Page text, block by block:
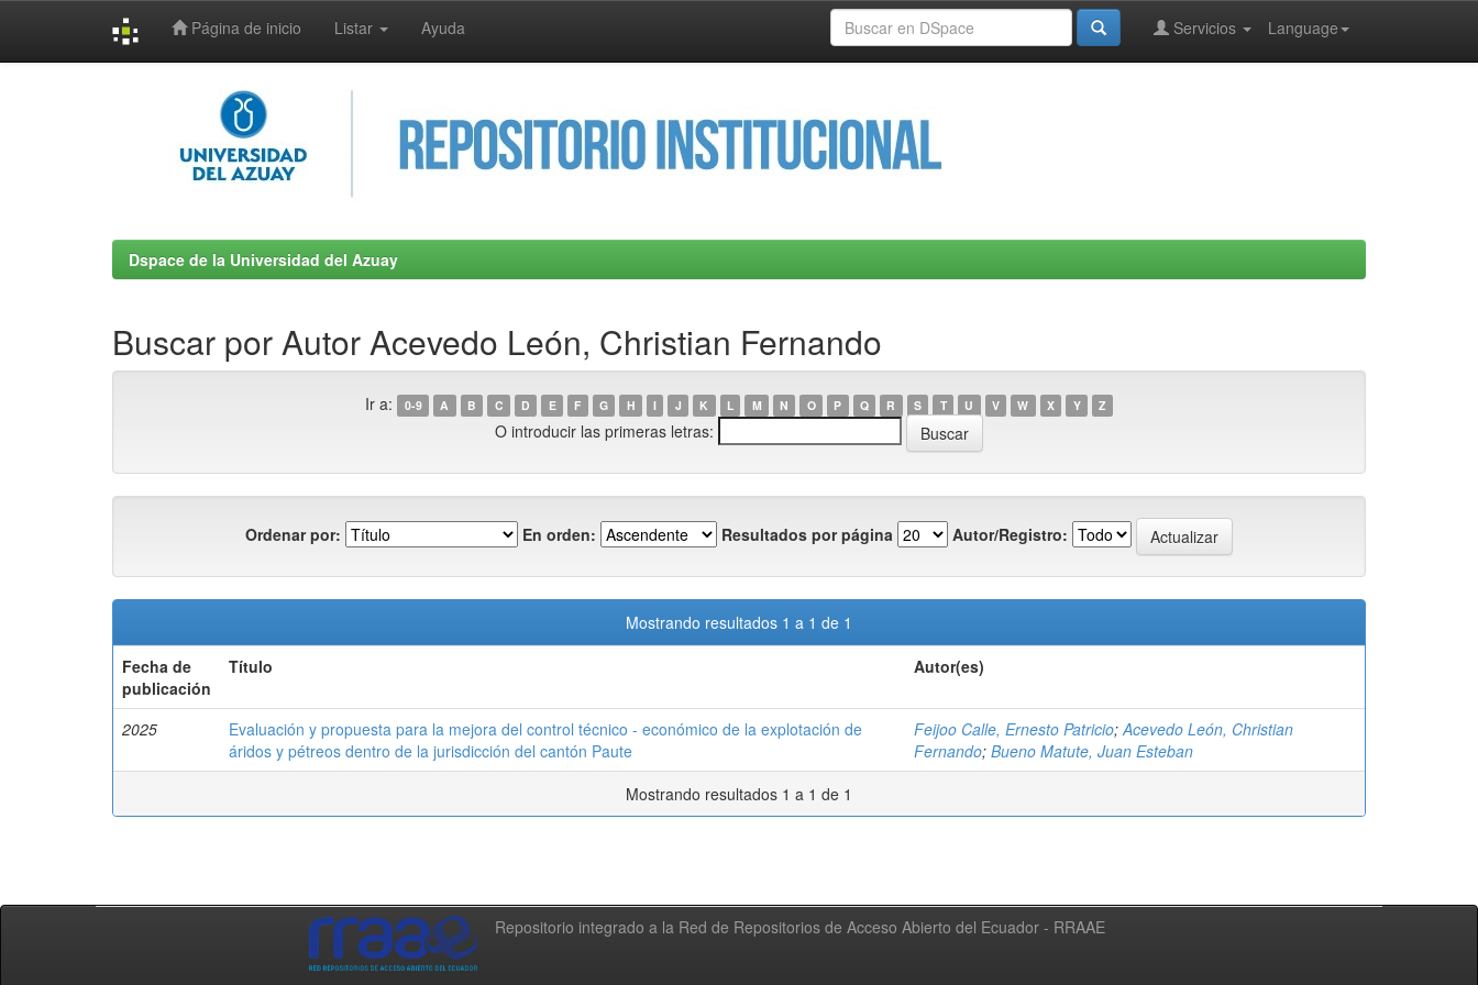
Página de inicio Listar Ayuda Language
Servicios
Dspace de la Universidad del Azuay
Buscar por Autor Acevedo León, Christian Fernando
Ir a: 0-9 A B C D E F G H I J K L M N O P Q R S T U V W X Y Z
O introducir las primeras letras:
Ordenar por: En orden: Resultados por página Autor/Registro:
Mostrando resultados 1 a 1 de 1
Fecha de
publicación
Título Autor(es)
2025
Evaluación y propuesta para la mejora del control técnico - económico de la explotación de
áridos y pétreos dentro de la jurisdicción del cantón Paute
Feijoo Calle, Ernesto Patricio;Acevedo León, Christian
Fernando; Bueno Matute, Juan Esteban
Mostrando resultados 1 a 1 de 1
Repositorio integrado a la Red de Repositorios de Acceso Abierto del Ecuador - RRAAE